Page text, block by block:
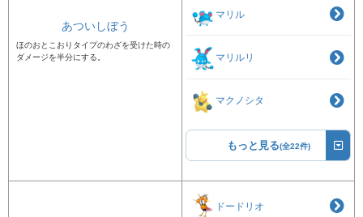
あついしぼう
ほのおとこおりタイプのわざを受けた時の
ダメージを半分にする。
マリル
マリルリ
マクノシタ
もっと見る(全22件)
ドードリオ